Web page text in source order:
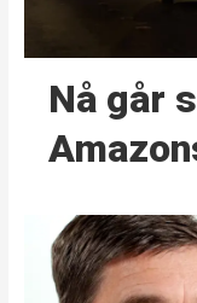
Nå går